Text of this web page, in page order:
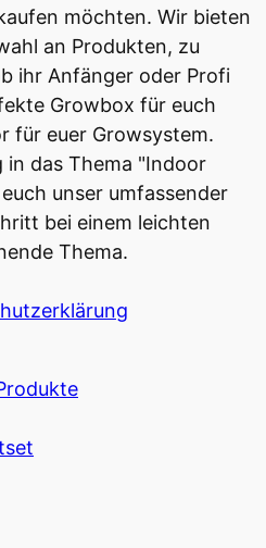
möchten. Wir bieten
an Produkten, zu
ihr Anfänger oder Profi
Growbox für euch
für euer Growsystem.
in das Thema "Indoor
unser umfassender
bei einem leichten
Thema.